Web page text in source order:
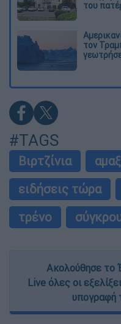
του
τον
#TAGS
Βιρτζίνια
ειδήσεις τώρα
τρένο
Ακολούθησε το
Live όλες οι
υπογραφή